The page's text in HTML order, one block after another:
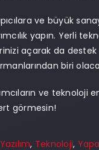
ve büyük
yapın. Yerli
açarak da destek
biri
ve teknoloji
görmesin!
Yazılım, Teknoloji,